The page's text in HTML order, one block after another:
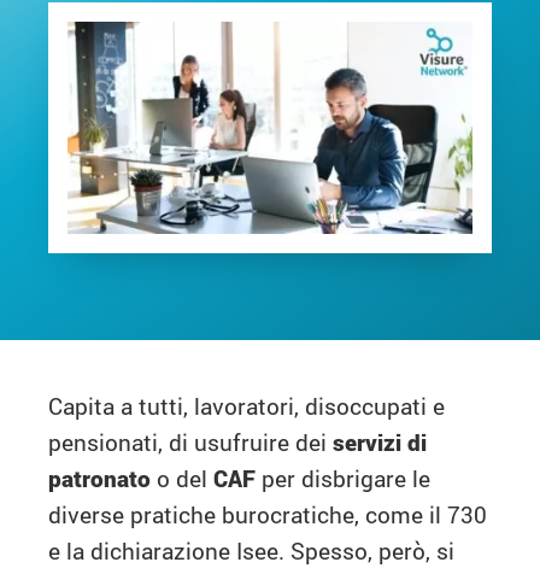
Capita a tutti, lavoratori, disoccupati e
pensionati, di usufruire dei servizi di
patronato o del CAF per disbrigare le
diverse pratiche burocratiche, come il 730
e la dichiarazione Isee. Spesso, però, si